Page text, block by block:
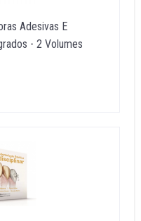
Adesivas E
- 2 Volumes